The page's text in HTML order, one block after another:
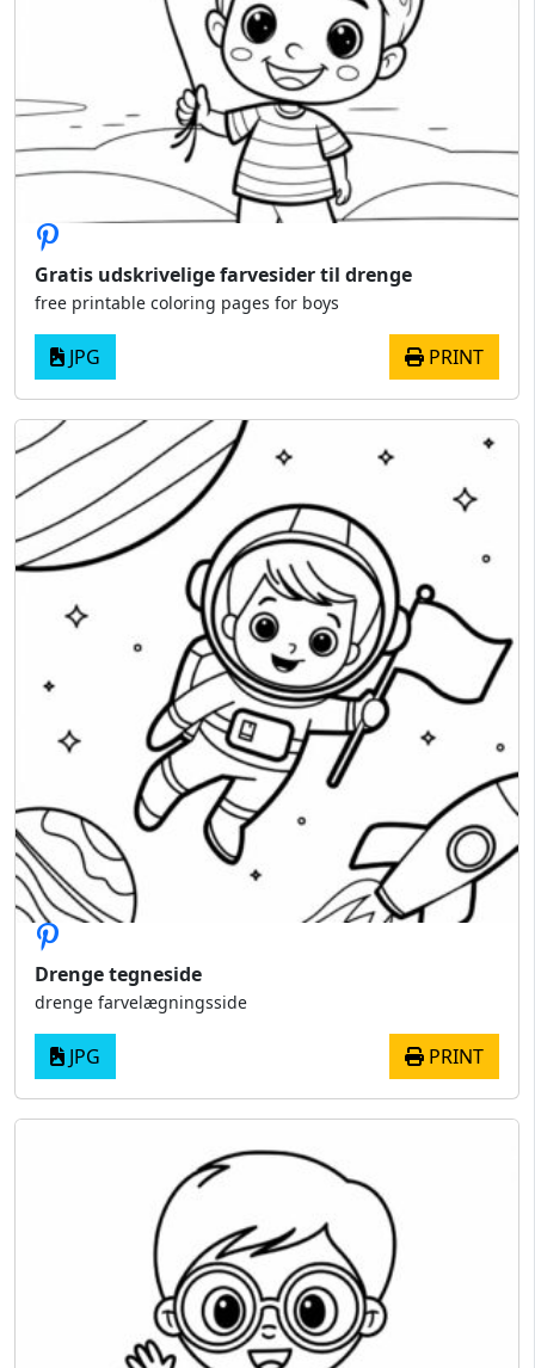
Gratis udskrivelige farvesider til drenge
free printable coloring pages for boys
JPG PRINT
Drenge tegneside
drenge farvelægningsside
JPG PRINT